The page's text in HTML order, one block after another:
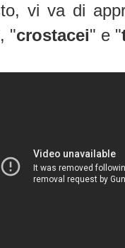
vi va di
"crostacei" e "